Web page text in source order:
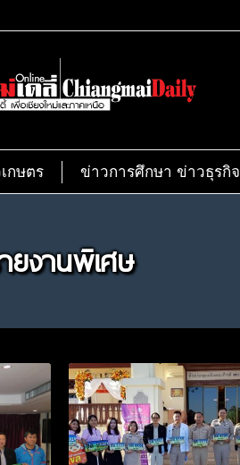
กษตร ข่าวการศึกษา ข่าวธุรกิจ
ยงานพิเศษ